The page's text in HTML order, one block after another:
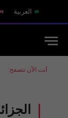
العربية
أنت الآن تتصفح: